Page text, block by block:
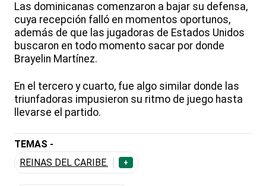
Las dominicanas comenzaron a bajar su defensa,
cuya recepción falló en momentos oportunos,
además de que las jugadoras de Estados Unidos
buscaron en todo momento sacar por donde
Brayelin Martínez.
En el tercero y cuarto, fue algo similar donde las
triunfadoras impusieron su ritmo de juego hasta
llevarse el partido.
TEMAS -
REINAS DEL CARIBE.
+